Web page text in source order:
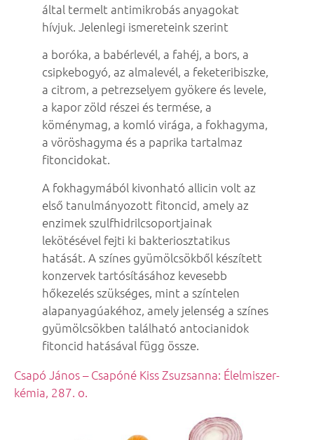
által termelt antimikrobás anyagokat
hívjuk. Jelenlegi ismereteink szerint
a boróka, a babérlevél, a fahéj, a bors, a
csipkebogyó, az almalevél, a feketeribiszke,
a citrom, a petrezselyem gyökere és levele,
a kapor zöld részei és termése, a
köménymag, a komló virága, a fokhagyma,
a vöröshagyma és a paprika tartalmaz
fitoncidokat.
A fokhagymából kivonható allicin volt az
első tanulmányozott fitoncid, amely az
enzimek szulfhidrilcsoportjainak
lekötésével fejti ki bakteriosztatikus
hatását. A színes gyümölcsökből készített
konzervek tartósításához kevesebb
hőkezelés szükséges, mint a színtelen
alapanyagúakéhoz, amely jelenség a színes
gyümölcsökben található antocianidok
fitoncid hatásával függ össze.
Csapó János – Csapóné Kiss Zsuzsanna: Élelmiszer-
kémia, 287. o.